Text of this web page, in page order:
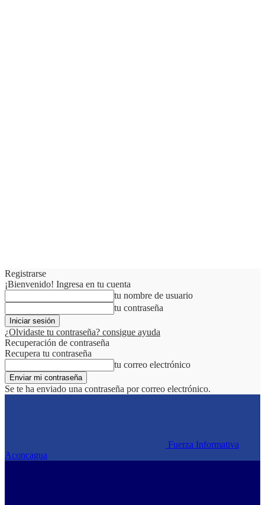
Registrarse
¡Bienvenido! Ingresa en tu cuenta
tu nombre de usuario
tu contraseña
¿Olvidaste tu contraseña? consigue ayuda
Recuperación de contraseña
Recupera tu contraseña
tu correo electrónico
Se te ha enviado una contraseña por correo electrónico.
Fuerza Informativa
Aconcagua